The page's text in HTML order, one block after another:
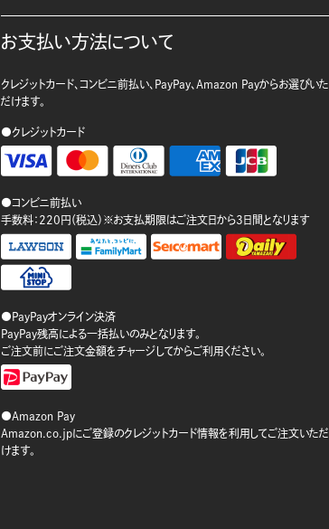
お支払い方法について
クレジットカード、コンビニ前払い、PayPay、Amazon Payからお選びいた
だけます。
●クレジットカード
●コンビニ前払い
手数料：220円（税込）※お支払期限はご注文日から3日間となります
●PayPayオンライン決済
PayPay残高による一括払いのみとなります。
ご注文前にご注文金額をチャージしてからご利用ください。
●Amazon Pay
Amazon.co.jpにご登録のクレジットカード情報を利用してご注文いただ
けます。